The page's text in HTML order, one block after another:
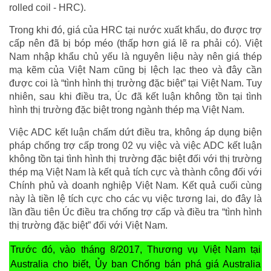
rolled coil - HRC).
Trong khi đó, giá của HRC tại nước xuất khẩu, do được trợ
cấp nên đã bị bóp méo (thấp hơn giá lẽ ra phải có). Việt
Nam nhập khẩu chủ yếu là nguyên liệu này nên giá thép
mạ kẽm của Việt Nam cũng bị lệch lạc theo và đây cần
được coi là “tình hình thị trường đặc biệt” tại Việt Nam. Tuy
nhiên, sau khi điều tra, Úc đã kết luận không tồn tại tình
hình thị trường đặc biệt trong ngành thép mạ Việt Nam.
Việc ADC kết luận chấm dứt điều tra, không áp dụng biện
pháp chống trợ cấp trong 02 vụ việc và việc ADC kết luận
không tồn tại tình hình thị trường đặc biệt đối với thị trường
thép mạ Việt Nam là kết quả tích cực và thành công đối với
Chính phủ và doanh nghiệp Việt Nam. Kết quả cuối cùng
này là tiền lệ tích cực cho các vụ việc tương lai, do đây là
lần đầu tiên Úc điều tra chống trợ cấp và điều tra “tình hình
thị trường đặc biệt” đối với Việt Nam.
Trước đó, vào tháng 8/2017, Thương vụ Việt Nam tại
Australia cho biết, Ủy ban Chống bán phá giá Australia